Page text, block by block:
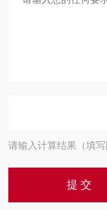
请输入计算结果（填